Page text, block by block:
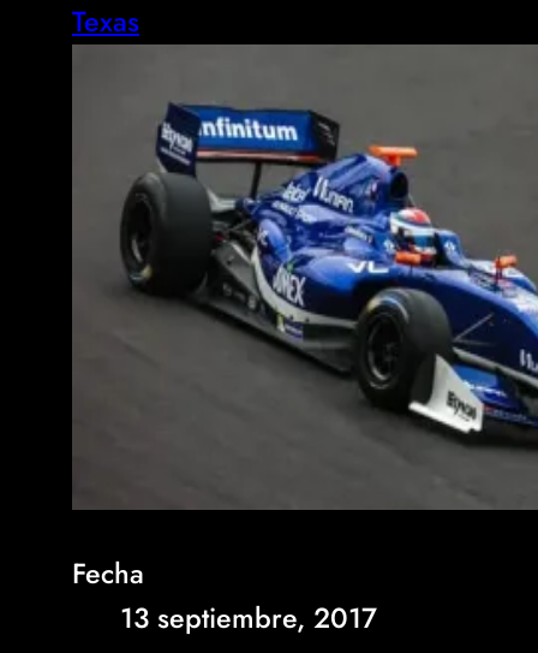
Texas
Fecha
13 septiembre, 2017